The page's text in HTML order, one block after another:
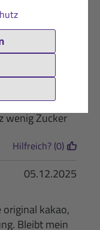
wenig Zucker
Hilfreich? (0)
05.12.2025
kakao,
Bleibt mein